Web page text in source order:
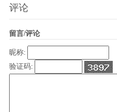
评论
留言/评论
昵称:
验证码: